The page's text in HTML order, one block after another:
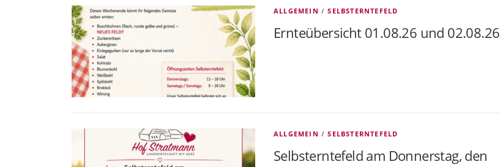
ALLGEMEIN /SELBSTERNTEFELD
Ernteübersicht 01.08.26 und 02.08.26
ALLGEMEIN /SELBSTERNTEFELD
Selbsterntefeld am Donnerstag, den